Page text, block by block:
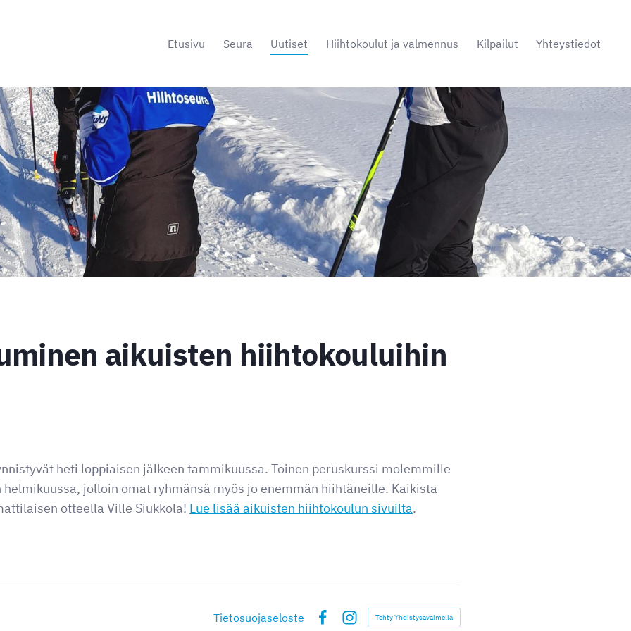
Etusivu Seura Uutiset Hiihtokoulut ja valmennus Kilpailut Yhteystiedot
aikuisten hiihtokouluihin
heti loppiaisen jälkeen tammikuussa. Toinen peruskurssi molemmille
jolloin omat ryhmänsä myös jo enemmän hiihtäneille. Kaikista
otteella Ville Siukkola! Lue lisää aikuisten hiihtokoulun sivuilta.
Tietosuojaseloste
Tehty Yhdistysavaimella